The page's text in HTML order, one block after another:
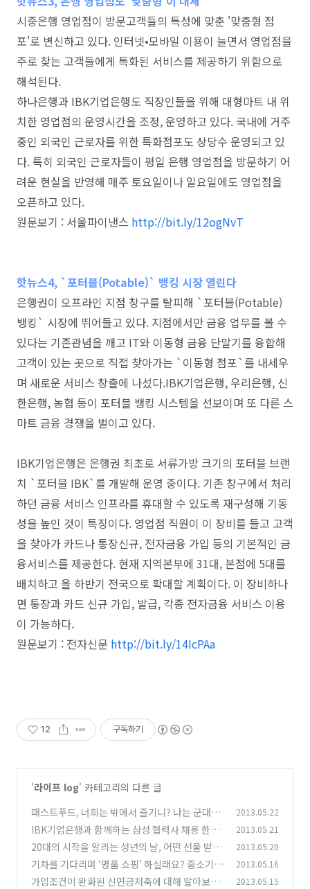
시중은행 영업점이 방문고객들의 특성에 맞춘 '맞춤형 점
포'로 변신하고 있다. 인터넷•모바일 이용이 늘면서 영업점을
주로 찾는 고객들에게 특화된 서비스를 제공하기 위함으로
해석된다.
하나은행과 IBK기업은행도 직장인들을 위해 대형마트 내 위
치한 영업점의 운영시간을 조정, 운영하고 있다. 국내에 거주
중인 외국인 근로자를 위한 특화점포도 상당수 운영되고 있
다. 특히 외국인 근로자들이 평일 은행 영업점을 방문하기 어
려운 현실을 반영해 매주 토요일이나 일요일에도 영업점을
오픈하고 있다.
원문보기 : 서울파이낸스 http://bit.ly/12ogNvT
핫뉴스4, `포터블(Potable)` 뱅킹 시장 열린다
은행권이 오프라인 지점 창구를 탈피해 `포터블(Potable)
뱅킹` 시장에 뛰어들고 있다. 지점에서만 금융 업무를 볼 수
있다는 기존관념을 깨고 IT와 이동형 금융 단말기를 융합해
고객이 있는 곳으로 직접 찾아가는 `이동형 점포`를 내세우
며 새로운 서비스 창출에 나섰다.IBK기업은행, 우리은행, 신
한은행, 농협 등이 포터블 뱅킹 시스템을 선보이며 또 다른 스
마트 금융 경쟁을 벌이고 있다.
IBK기업은행은 은행권 최초로 서류가방 크기의 포터블 브랜
치 `포터블 IBK`를 개발해 운영 중이다. 기존 창구에서 처리
하던 금융 서비스 인프라를 휴대할 수 있도록 재구성해 기동
성을 높인 것이 특징이다. 영업점 직원이 이 장비를 들고 고객
을 찾아가 카드나 통장신규, 전자금융 가입 등의 기본적인 금
융서비스를 제공한다. 현재 지역본부에 31대, 본점에 5대를
배치하고 올 하반기 전국으로 확대할 계획이다. 이 장비하나
면 통장과 카드 신규 가입, 발급, 각종 전자금융 서비스 이용
이 가능하다.
원문보기 : 전자신문 http://bit.ly/14IcPAa
12 구독하기
'라이프 log' 카테고리의 다른 글
패스트푸드, 너희는 밖에서 즐기니? 나는 군대에
서 즐긴다! (0)
2013.05.22
IBK기업은행과 함께하는 삼성 협력사 채용 한마
당에 여러분을 초대합니다. (2)
2013.05.21
20대의 시작을 알리는 성년의 날, 어떤 선물 받고
싶으세요? (0)
2013.05.20
기차를 기다리며 ‘명품 쇼핑’ 하실래요? 중소기업
명품마루 서울역점 개점
(0)
2013.05.16
가입조건이 완화된 신연금저축에 대해 알아보자. 2013.05.15